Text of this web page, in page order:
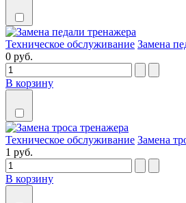
Техническое обслуживание Замена
0 руб.
В корзину
Техническое обслуживание Замена
1 руб.
В корзину